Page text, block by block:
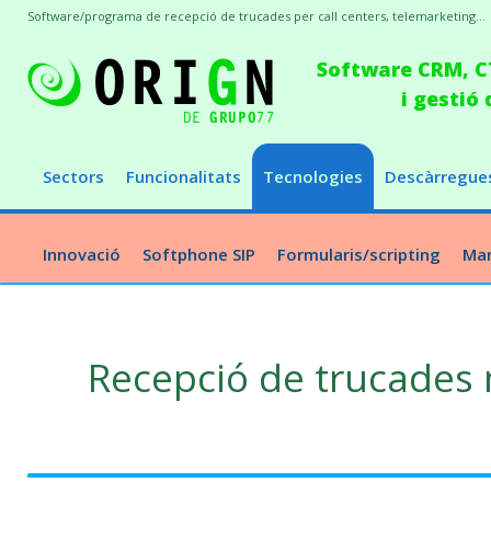
Software CRM,
i gestió
Sectors Funcionalitats Tecnologies
Innovació Softphone SIP Formularis/scripting
Software/programa de recepció de trucades per call centers, telemarketing...
Recepció de